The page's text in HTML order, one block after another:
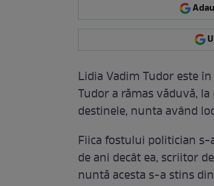
Lidia Vadim Tudor este
Tudor a rămas văduvă,
destinele, nunta având
Fiica fostului politician
de ani decât ea, scriitor
nuntă acesta s-a stins